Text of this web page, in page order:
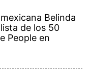
Belinda
de los 50
People en